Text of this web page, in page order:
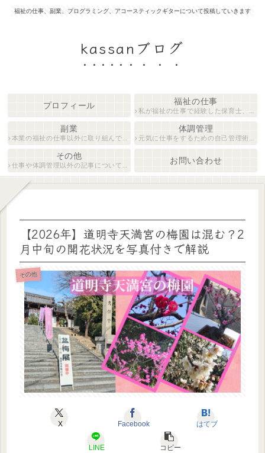
福祉の仕事、副業、プログラミング、アコースティックギターについて投稿していきます
kassanブログ
プロフィール 福祉の仕事
私が福祉の仕事で経験した保育士、障がい者生活支援員について紹介します。
副業
本業の福祉の仕事以外に取り組んでいる仕事について紹介します。
体調管理
元気に仕事をするための自己管理術について説明します。
その他
仕事や体調管理以外の記事について執筆しています。
お問い合わせ
【2026年】道明寺天満宮の梅園は混む？2
月中旬の開花状況を写真付きで解説
その他
X Facebook はてブ
LINE コピー